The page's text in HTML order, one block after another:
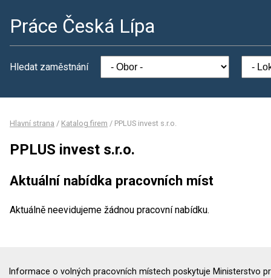
Práce Česká Lípa
Hledat zaměstnání
Hlavní strana / Katalog firem / PPLUS invest s.r.o.
PPLUS invest s.r.o.
Aktuální nabídka pracovních míst
Aktuálně neevidujeme žádnou pracovní nabídku.
Informace o volných pracovních místech poskytuje Ministerstvo